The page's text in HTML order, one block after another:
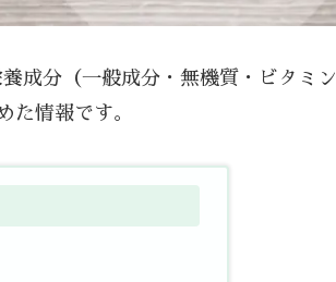
成分（一般成分・無機質・ビタミン
た情報です。